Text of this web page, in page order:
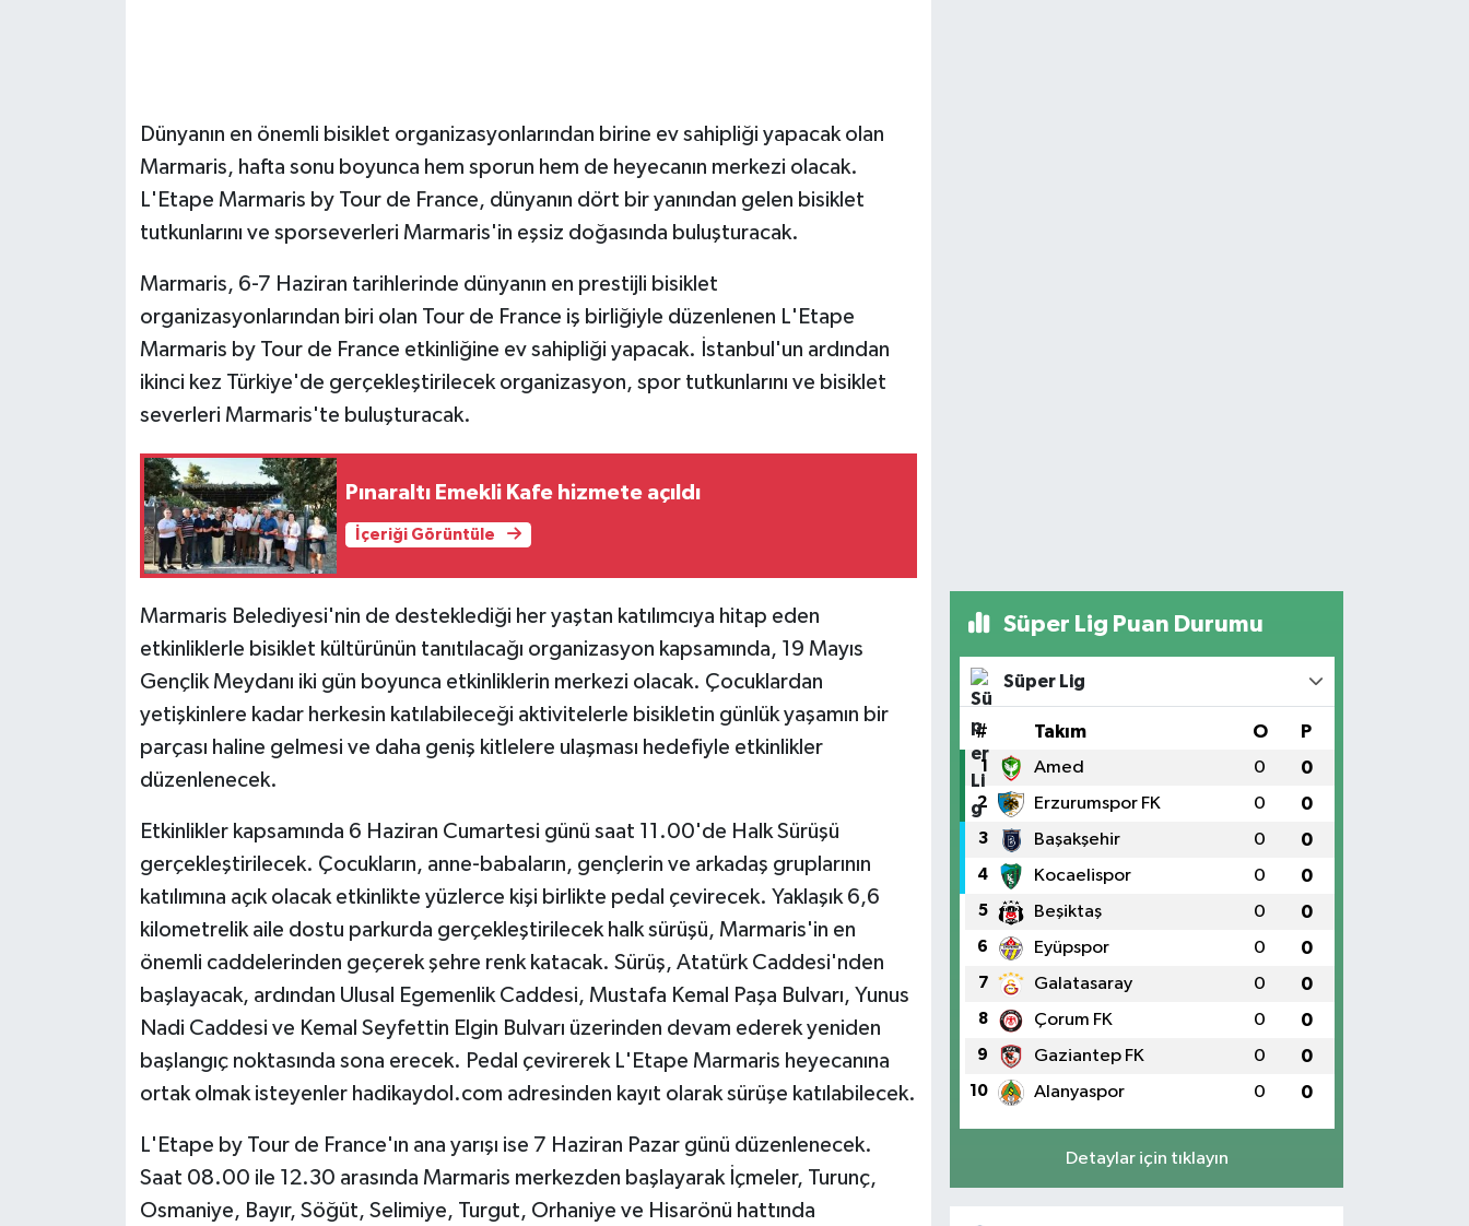
Dünyanın en önemli bisiklet organizasyonlarından birine ev sahipliği yapacak olan
Marmaris, hafta sonu boyunca hem sporun hem de heyecanın merkezi olacak.
L'Etape Marmaris by Tour de France, dünyanın dört bir yanından gelen bisiklet
tutkunlarını ve sporseverleri Marmaris'in eşsiz doğasında buluşturacak.
Marmaris, 6-7 Haziran tarihlerinde dünyanın en prestijli bisiklet
organizasyonlarından biri olan Tour de France iş birliğiyle düzenlenen L'Etape
Marmaris by Tour de France etkinliğine ev sahipliği yapacak. İstanbul'un ardından
ikinci kez Türkiye'de gerçekleştirilecek organizasyon, spor tutkunlarını ve bisiklet
severleri Marmaris'te buluşturacak.
Pınaraltı Emekli Kafe hizmete açıldı
İçeriği Görüntüle
Marmaris Belediyesi'nin de desteklediği her yaştan katılımcıya hitap eden
etkinliklerle bisiklet kültürünün tanıtılacağı organizasyon kapsamında, 19 Mayıs
Gençlik Meydanı iki gün boyunca etkinliklerin merkezi olacak. Çocuklardan
yetişkinlere kadar herkesin katılabileceği aktivitelerle bisikletin günlük yaşamın bir
parçası haline gelmesi ve daha geniş kitlelere ulaşması hedefiyle etkinlikler
düzenlenecek.
Etkinlikler kapsamında 6 Haziran Cumartesi günü saat 11.00'de Halk Sürüşü
gerçekleştirilecek. Çocukların, anne-babaların, gençlerin ve arkadaş gruplarının
katılımına açık olacak etkinlikte yüzlerce kişi birlikte pedal çevirecek. Yaklaşık 6,6
kilometrelik aile dostu parkurda gerçekleştirilecek halk sürüşü, Marmaris'in en
önemli caddelerinden geçerek şehre renk katacak. Sürüş, Atatürk Caddesi'nden
başlayacak, ardından Ulusal Egemenlik Caddesi, Mustafa Kemal Paşa Bulvarı, Yunus
Nadi Caddesi ve Kemal Seyfettin Elgin Bulvarı üzerinden devam ederek yeniden
başlangıç noktasında sona erecek. Pedal çevirerek L'Etape Marmaris heyecanına
ortak olmak isteyenler hadikaydol.com adresinden kayıt olarak sürüşe katılabilecek.
L'Etape by Tour de France'ın ana yarışı ise 7 Haziran Pazar günü düzenlenecek.
Saat 08.00 ile 12.30 arasında Marmaris merkezden başlayarak İçmeler, Turunç,
Osmaniye, Bayır, Söğüt, Selimiye, Turgut, Orhaniye ve Hisarönü hattında
Süper Lig Puan Durumu
Süper Lig
# Takım O P
1 Amed 0 0
2 Erzurumspor FK 0 0
3 Başakşehir 0 0
4 Kocaelispor 0 0
5 Beşiktaş 0 0
6 Eyüpspor 0 0
7 Galatasaray 0 0
8 Çorum FK 0 0
9 Gaziantep FK 0 0
10 Alanyaspor 0 0
Detaylar için tıklayın
İş Dünyası
Jandarma
KÜLTÜR SANAT
MAGAZİN
Otomobil
SPOR HABERLERİ
TEKNOLOJİ
ÜLKE GÜNDEMİ
Yerel Haberler